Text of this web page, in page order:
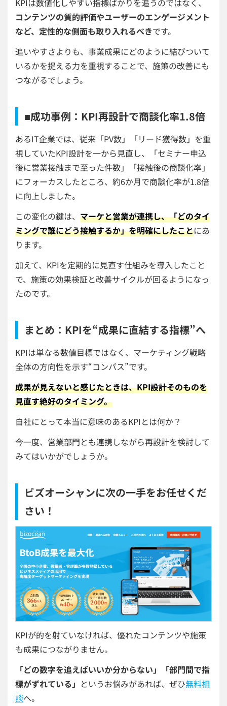
コンテンツの質的評価やユーザーのエンゲージメント
など、定性的な側面も取り入れるべきです。
追いやすさよりも、事業成果にどのように結びついて
いるかを捉える力を重視することで、施策の改善にも
つながるでしょう。
■成功事例：KPI再設計で商談化率1.8倍
あるIT企業では、従来「PV数」「リード獲得数」を重
視していたKPI設計を一から見直し、「セミナー申込
後に営業接触まで至った件数」「接触後の商談化率」
にフォーカスしたところ、約6か月で商談化率が1.8倍
に向上しました。
この変化の鍵は、 マーケと営業が連携し、「どのタイ
ミングで誰にどう接触するか」を明確にしたことにあ
ります。
加えて、KPIを定期的に見直す仕組みを導入したこと
で、施策の効果検証と改善サイクルが回るようになっ
たのです。
まとめ：KPIを“成果に直結する指標”へ
KPIは単なる数値目標ではなく、マーケティング戦略
全体の方向性を示す“コンパス”です。
成果が見えないと感じたときは、KPI設計そのものを
見直す絶好のタイミング。
自社にとって本当に意味のあるKPIとは何か？
今一度、営業部門とも連携しながら再設計を検討して
みてはいかがでしょうか。
ビズオーシャンに次の一手をお任せくだ
さい！
KPIが的を射ていなければ、優れたコンテンツや施策
も成果につながりません。
「どの数字を追えばいいか分からない」「部門間で指
標がずれている」 というお悩みがあれば、ぜひ無料相
談へ。